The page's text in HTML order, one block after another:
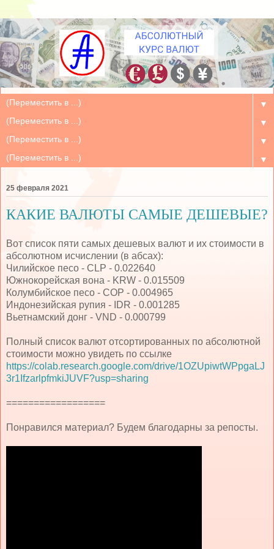
▼
▼
▼
▼
25 февраля 2021
КАКИЕ ВАЛЮТЫ САМЫЕ ДЕШЕВЫЕ?
Вот список пяти самых дешевых валют и их стоимости в
абсолютном исчислении (в абсах):
Чилийское песо - CLP - 0.022640
Южнокорейская вона - KRW - 0.015509
Колумбийское песо - COP - 0.004965
Индонезийская рупия - IDR - 0.001285
Вьетнамский донг - VND - 0.000799
Полный список валют отсортированных по абсолютной
стоимости можно увидеть по ссылке
https://colab.research.google.com/drive/1OZUpiwtWPpgaLJ
3r1IfzarlpfmkiJUVF?usp=sharing
==================
Понравился материал? Будем благодарны за репосты.